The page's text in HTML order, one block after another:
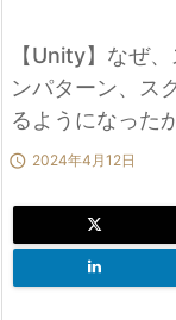
【Unity】なぜ
ンパターン、ス
るようになった
 2024年4月12日